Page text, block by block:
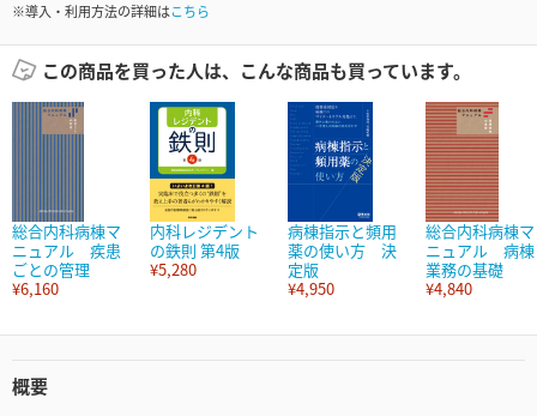
※導入・利用方法の詳細はこちら
この商品を買った人は、こんな商品も買っています。
総合内科病棟マ
ニュアル 疾患
ごとの管理
¥6,160
内科レジデント
の鉄則 第4版
¥5,280
病棟指示と頻用
薬の使い方 決
定版
¥4,950
総合内科病棟マ
ニュアル 病棟
業務の基礎
¥4,840
概要